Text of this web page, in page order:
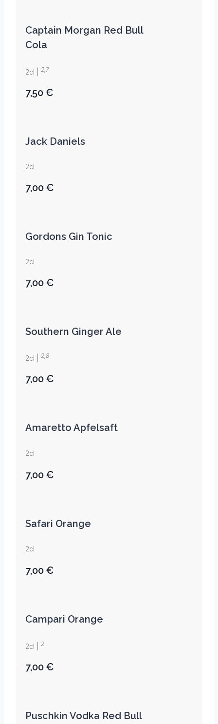
Captain Morgan Red Bull
Cola
2cl | 2,7
7,50 €
Jack Daniels
2cl
7,00 €
Gordons Gin Tonic
2cl
7,00 €
Southern Ginger Ale
2cl | 2,8
7,00 €
Amaretto Apfelsaft
2cl
7,00 €
Safari Orange
2cl
7,00 €
Campari Orange
2cl | 2
7,00 €
Puschkin Vodka Red Bull